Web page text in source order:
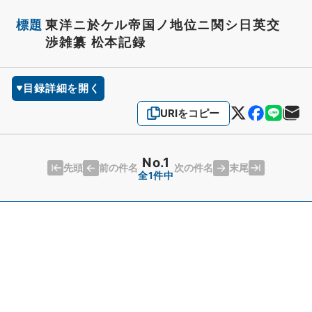
標題 東洋ニ於ケル帝国ノ地位ニ関シ日英交
渉雑纂 松本記録
目録詳細を開く
URIをコピー
先頭 前の件名 No.1
全1件中
次の件名 末尾